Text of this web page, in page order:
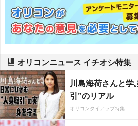
オリコンニュース イチオシ特集
川島海荷さんと学
引”のリアル
オリコンタイアップ特集